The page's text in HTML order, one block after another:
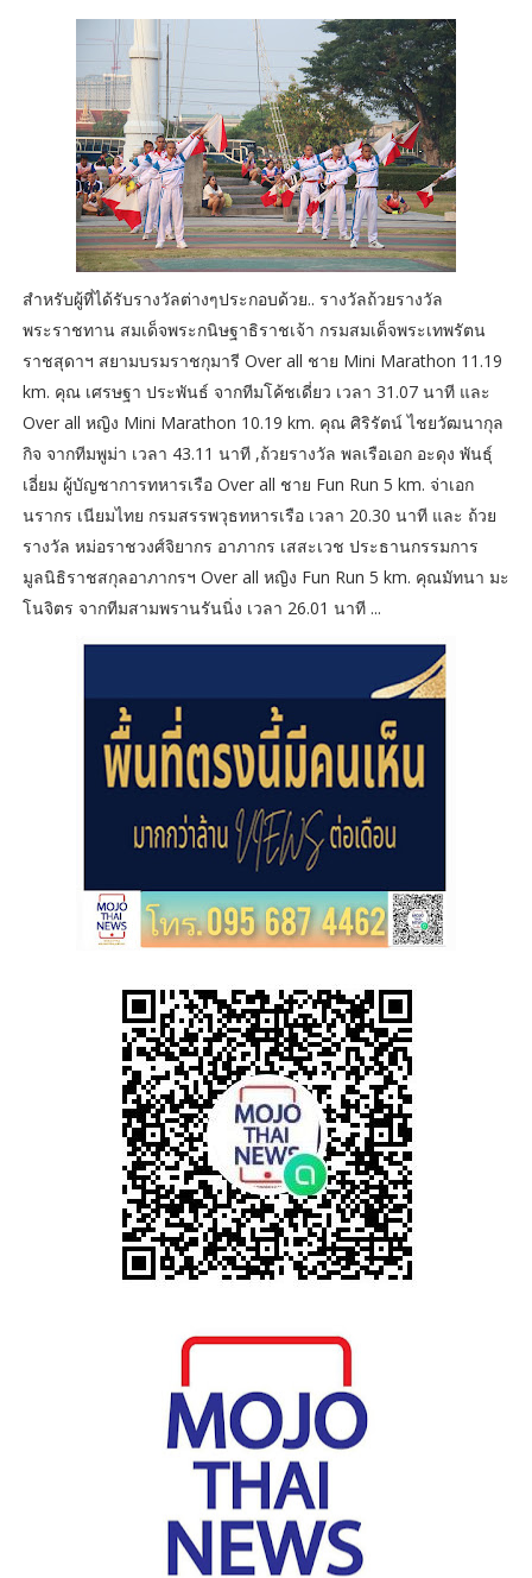
สำหรับผู้ที่ได้รับรางวัลต่างๆประกอบด้วย.. รางวัลถ้วยรางวัล
พระราชทาน สมเด็จพระกนิษฐาธิราชเจ้า กรมสมเด็จพระเทพรัตน
ราชสุดาฯ สยามบรมราชกุมารี Over all ชาย Mini Marathon 11.19
km. คุณ เศรษฐา ประพันธ์ จากทีมโค้ชเดี่ยว เวลา 31.07 นาที และ
Over all หญิง Mini Marathon 10.19 km. คุณ ศิริรัตน์ ไชยวัฒนากุล
กิจ จากทีมพูม่า เวลา 43.11 นาที ,ถ้วยรางวัล พลเรือเอก อะดุง พันธุ์
เอี่ยม ผู้บัญชาการทหารเรือ Over all ชาย Fun Run 5 km. จ่าเอก
นรากร เนียมไทย กรมสรรพวุธทหารเรือ เวลา 20.30 นาที และ ถ้วย
รางวัล หม่อราชวงศ์จิยากร อาภากร เสสะเวช ประธานกรรมการ
มูลนิธิราชสกุลอาภากรฯ Over all หญิง Fun Run 5 km. คุณมัทนา มะ
โนจิตร จากทีมสามพรานรันนิ่ง เวลา 26.01 นาที ...